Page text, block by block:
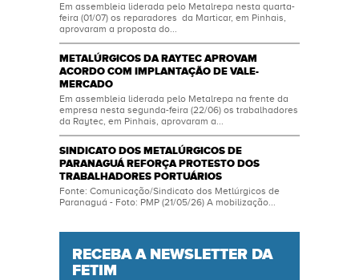
Em assembleia liderada pelo Metalrepa nesta quarta-
feira (01/07) os reparadores da Marticar, em Pinhais,
aprovaram a proposta do...
METALÚRGICOS DA RAYTEC APROVAM
ACORDO COM IMPLANTAÇÃO DE VALE-
MERCADO
Em assembleia liderada pelo Metalrepa na frente da
empresa nesta segunda-feira (22/06) os trabalhadores
da Raytec, em Pinhais, aprovaram a...
SINDICATO DOS METALÚRGICOS DE
PARANAGUÁ REFORÇA PROTESTO DOS
TRABALHADORES PORTUÁRIOS
Fonte: Comunicação/Sindicato dos Metlúrgicos de
Paranaguá - Foto: PMP (21/05/26) A mobilização...
RECEBA A NEWSLETTER DA
FETIM